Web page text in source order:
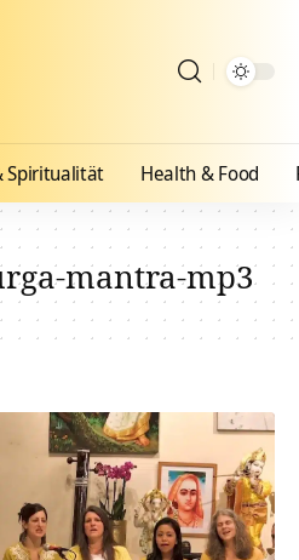
Spiritualität Health & Food
mantra-mp3